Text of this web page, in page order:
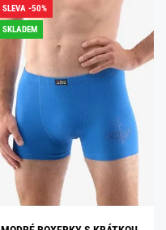
SLEVA -50%
SKLADEM